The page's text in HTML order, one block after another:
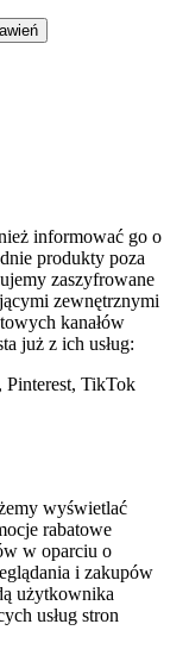
informować go o
produkty poza
zaszyfrowane
zewnętrznymi
kanałów
już z ich usług:
TikTok
wyświetlać
rabatowe
w oparciu o
i zakupów
użytkownika
usług stron